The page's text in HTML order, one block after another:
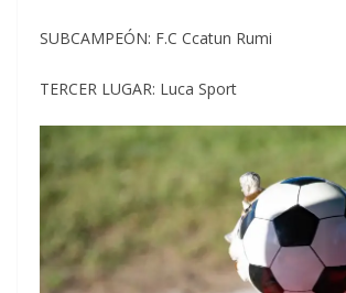
SUBCAMPEÓN: F.C Ccatun Rumi
TERCER LUGAR: Luca Sport